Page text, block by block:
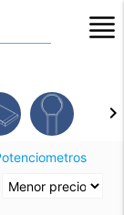
chevron_right
potenciometros